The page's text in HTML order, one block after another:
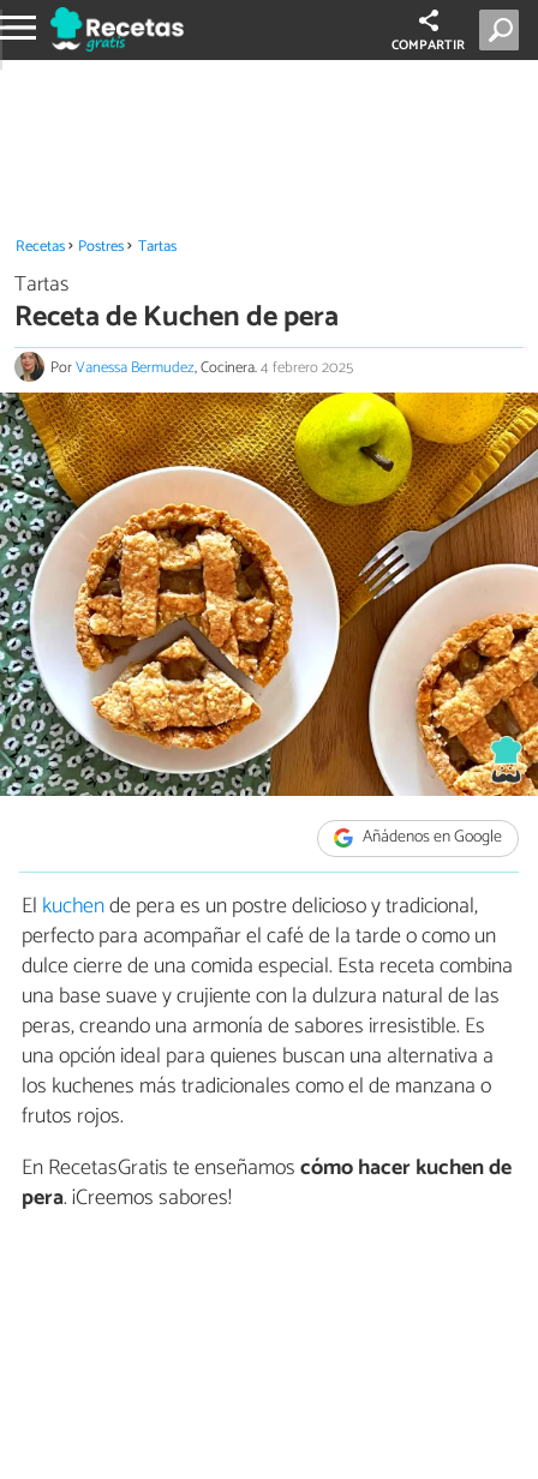
COMPARTIR
Recetas Postres Tartas
Tartas
Receta de Kuchen de pera
PorVanessa Bermudez, Cocinera.4 febrero 2025
Añádenos en Google
El kuchende pera es un postre delicioso y tradicional,
perfecto para acompañar el café de la tarde o como un
dulce cierre de una comida especial. Esta receta combina
una base suave y crujiente con la dulzura natural de las
peras, creando una armonía de sabores irresistible. Es
una opción ideal para quienes buscan una alternativa a
los kuchenes más tradicionales como el de manzana o
frutos rojos.
En RecetasGratis te enseñamoscómo hacer kuchen de
pera. ¡Creemos sabores!